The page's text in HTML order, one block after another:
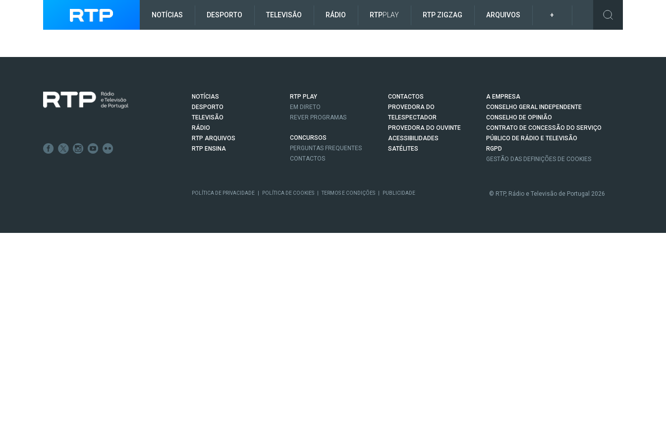
NOTÍCIAS DESPORTO TELEVISÃO RÁDIO RTPPLAY RTP ZIGZAG ARQUIVOS +
NOTÍCIAS
DESPORTO
TELEVISÃO
RÁDIO
RTP ARQUIVOS
RTP ENSINA
RTP PLAY
EM DIRETO
REVER PROGRAMAS
CONCURSOS
PERGUNTAS FREQUENTES
CONTACTOS
CONTACTOS
PROVEDORA DO
TELESPECTADOR
PROVEDORA DO OUVINTE
ACESSIBILIDADES
SATÉLITES
A EMPRESA
CONSELHO GERAL INDEPENDENTE
CONSELHO DE OPINIÃO
CONTRATO DE CONCESSÃO DO SERVIÇO
PÚBLICO DE RÁDIO E TELEVISÃO
RGPD
GESTÃO DAS DEFINIÇÕES DE COOKIES
POLÍTICA DE PRIVACIDADE POLÍTICA DE COOKIES TERMOS E CONDIÇÕES PUBLICIDADE © RTP, Rádio e Televisão de Portugal 2026